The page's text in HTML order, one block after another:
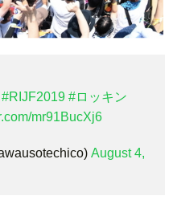
#RIJF2019 #ロッキン
mr91BucXj6
August 4,